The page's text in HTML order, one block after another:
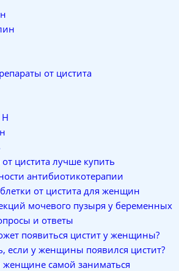
от цистита
Н
от цистита лучше купить
антибиотикотерапии
от цистита для женщин
мочевого пузыря у беременных
и ответы
появиться цистит у женщины?
если у женщины появился цистит?
самой заниматься